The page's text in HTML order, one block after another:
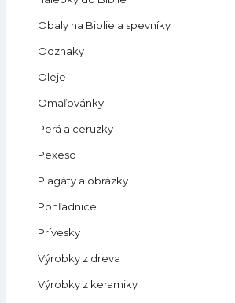
Obaly na Biblie a spevníky
Odznaky
Oleje
Omaľovánky
Perá a ceruzky
Pexeso
Plagáty a obrázky
Pohľadnice
Prívesky
Výrobky z dreva
Výrobky z keramiky